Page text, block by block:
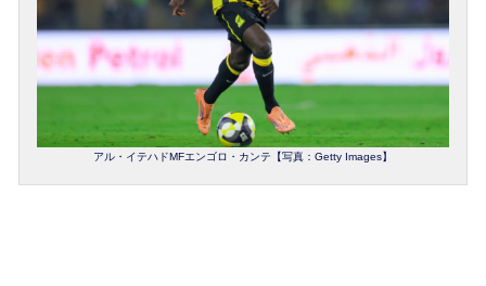
アル・イテハドMFエンゴロ・カンテ【写真：Getty Images】